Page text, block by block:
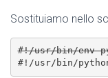
Sostituiamo nello
#!/usr/bin/env
#!/usr/bin/